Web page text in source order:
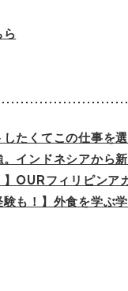
ら
したくてこの仕事を
インドネシアから
】OURフィリピン
験も！】外食を学ぶ